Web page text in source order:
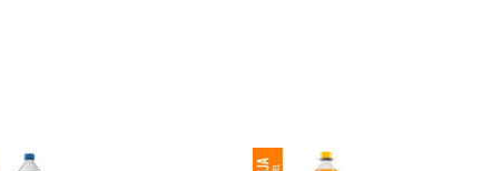
até sobremesas, elevando o sabor das suas
lazer.